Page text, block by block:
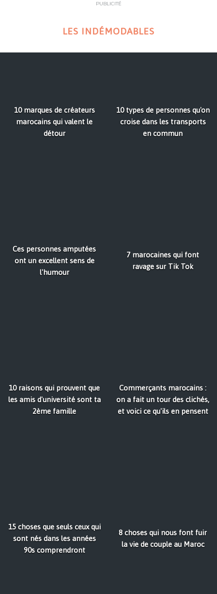
PUBLICITÉ
LES INDÉMODABLES
10 marques de créateurs
marocains qui valent le
détour
10 types de personnes qu'on
croise dans les transports
en commun
Ces personnes amputées
ont un excellent sens de
l'humour
7 marocaines qui font
ravage sur Tik Tok
10 raisons qui prouvent que
les amis d'université sont ta
2ème famille
Commerçants marocains :
on a fait un tour des clichés,
et voici ce qu'ils en pensent
15 choses que seuls ceux qui
sont nés dans les années
90s comprendront
8 choses qui nous font fuir
la vie de couple au Maroc